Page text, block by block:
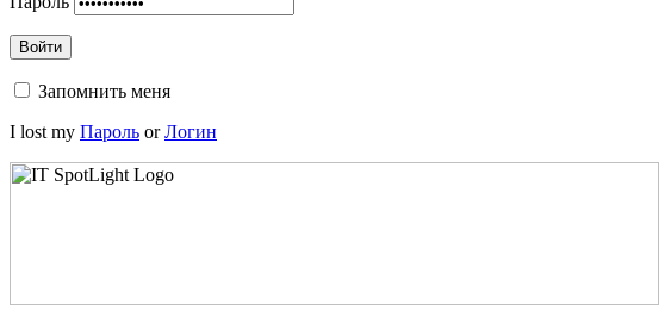
Войти
Запомнить меня
I lost my Пароль orЛогин